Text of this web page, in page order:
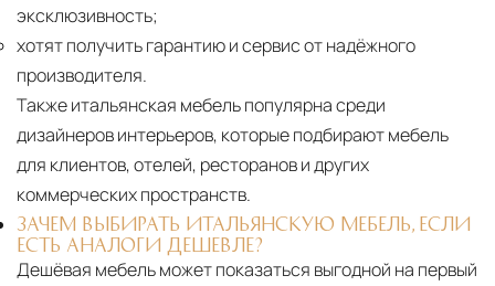
эксклюзивность;
хотят получить гарантию и сервис от надёжного
производителя.
Также итальянская мебель популярна среди
дизайнеров интерьеров, которые подбирают мебель
для клиентов, отелей, ресторанов и других
коммерческих пространств.
ЗАЧЕМ ВЫБИРАТЬ ИТАЛЬЯНСКУЮ МЕБЕЛЬ, ЕСЛИ
ЕСТЬ АНАЛОГИ ДЕШЕВЛЕ?
Дешёвая мебель может показаться выгодной на первый